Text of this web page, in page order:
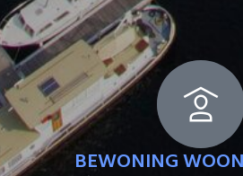
BEWONING